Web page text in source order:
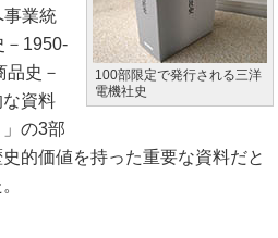
100部限定で発行される三洋
電機社史
業統
－1950-
史－
資料
の3部
的価値を持った重要な資料だと